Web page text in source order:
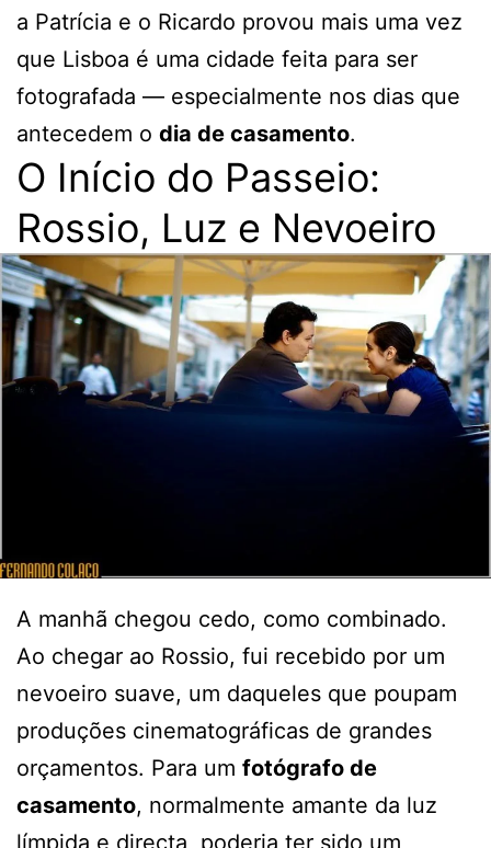
a Patrícia e o Ricardo provou mais uma vez
que Lisboa é uma cidade feita para ser
fotografada — especialmente nos dias que
antecedem o dia de casamento.
O Início do Passeio:
Rossio, Luz e Nevoeiro
A manhã chegou cedo, como combinado.
Ao chegar ao Rossio, fui recebido por um
nevoeiro suave, um daqueles que poupam
produções cinematográficas de grandes
orçamentos. Para um fotógrafo de
casamento, normalmente amante da luz